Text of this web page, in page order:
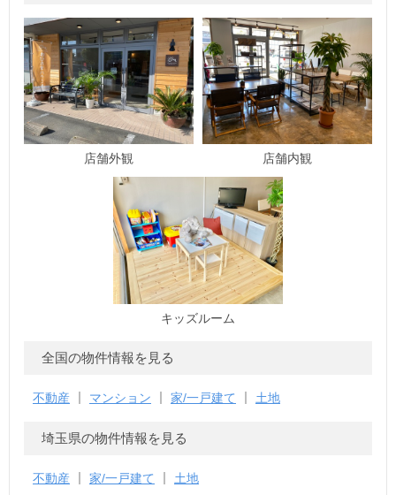
店舗外観 店舗内観
キッズルーム
全国の物件情報を見る
不動産 マンション 家/一戸建て 土地
埼玉県の物件情報を見る
不動産 家/一戸建て 土地